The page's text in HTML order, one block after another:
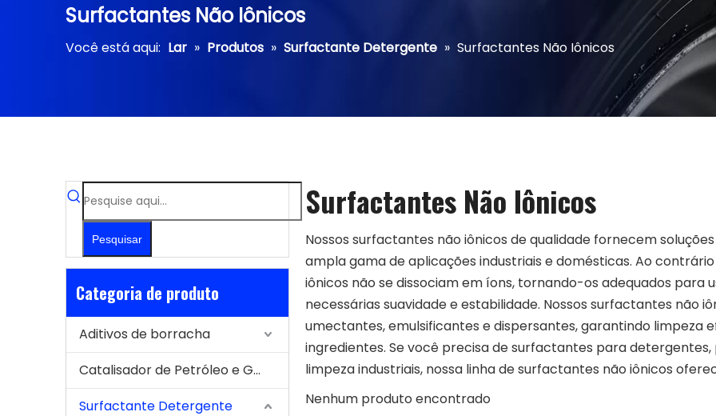
Surfactantes Não Iônicos
Você está aqui: Lar » Produtos » Surfactante Detergente » Surfactantes Não Iônicos
Pesquisar
Categoria de produto
Aditivos de borracha
Catalisador de Petróleo e Gás
Surfactante Detergente
Surfactantes Não Iônicos
Nossos surfactantes não iônicos de qualidade fornecem
ampla gama de aplicações industriais e domésticas. Ao
iônicos não se dissociam em íons, tornando-os adequados para
necessárias suavidade e estabilidade. Nossos surfactantes não
umectantes, emulsificantes e dispersantes, garantindo limpeza
ingredientes. Se você precisa de surfactantes para
limpeza industriais, nossa linha de surfactantes não iônicos
Nenhum produto encontrado